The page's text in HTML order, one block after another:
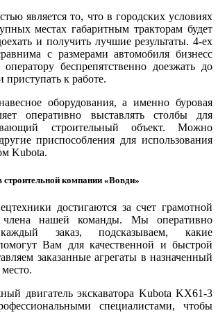
является то, что в городских условиях
местах габаритным тракторам будет
и получить лучшие результаты. 4-ех
с размерами автомобиля бизнесс
оператору беспрепятственно доезжать до
приступать к работе.
оборудования, а именно буровая
оперативно выставлять столбы для
строительный объект. Можно
приспособления для использования
Kubota.
строительной компании «Вовди»
достигаются за счет грамотной
члена нашей команды. Мы оперативно
каждый заказ, подсказываем, какие
Вам для качественной и быстрой
заказанные агрегаты в назначенный
двигатель экскаватора Kubota KX61-3
специалистами, чтобы